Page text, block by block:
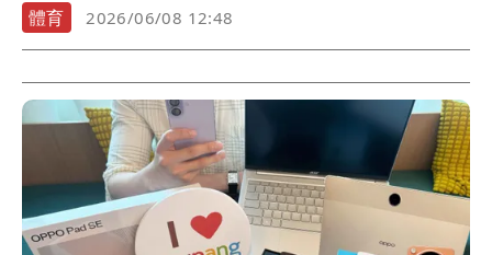
體育
2026/06/08 12:48